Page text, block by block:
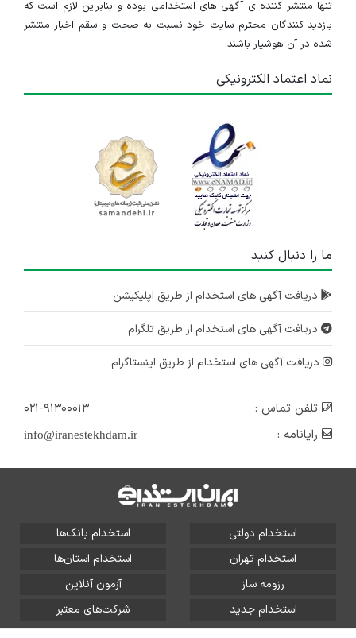
کارشناس فروش و دفتر داری
آذربایجان شرقی
آذربایجان شرقی
تنها منتشر کننده ی آگهی های استخدامی بوده و بنابراین لازم است که
بازدید کنندگان محترم سایت خود نسبت به صحت و سقم اخبار منتشر
شده در آن هوشیار باشند.
نماد اعتماد الکترونیکی
ما را دنبال کنید
دریافت آگهی های استخدام از طریق اپلیکیشن
دریافت آگهی های استخدام از طریق تلگرام
دریافت آگهی های استخدام از طریق اینستاگرام
تلفن تماس :
۰۲۱-۹۱۳۰۰۰۱۳
رایانامه :
info@iranestekhdam.ir
استخدام دولتی
استخدام بانک‌ها
استخدام تهران
استخدام استان‌ها
رزومه ساز
آزمون آنلاین
استخدام جدید
شرکت‌های معتبر